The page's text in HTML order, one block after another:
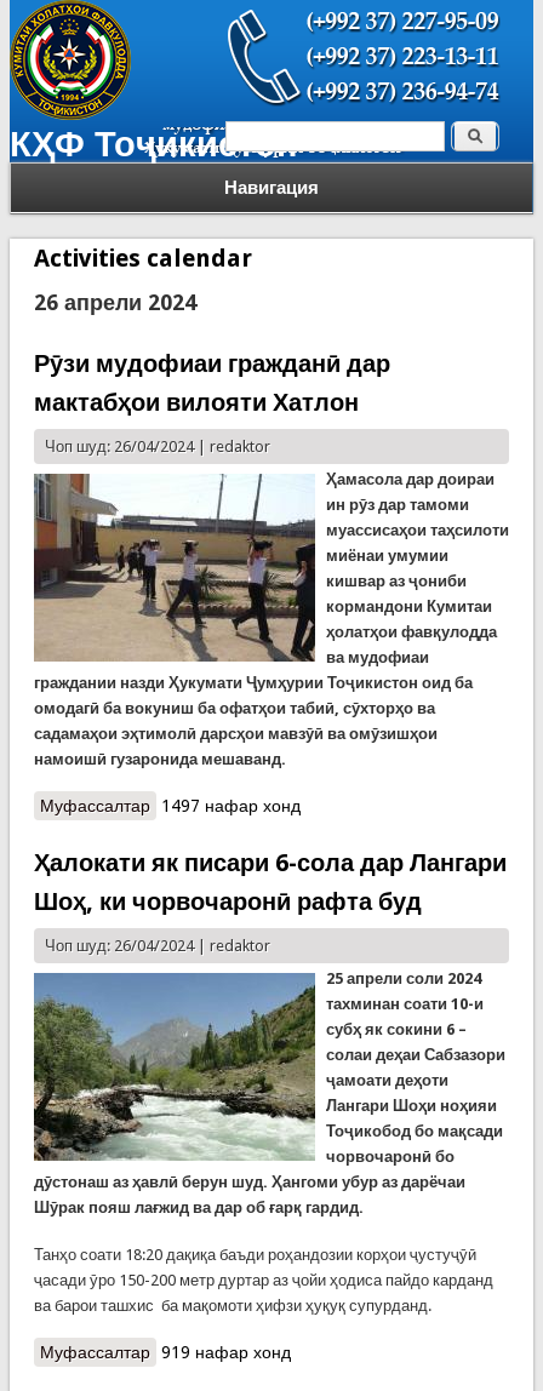
КҲФ Тоҷикистон
Навигация
Форма поиска Поиск
Activities calendar
26 апрели 2024
Рӯзи мудофиаи гражданӣ дар
мактабҳои вилояти Хатлон
Чоп шуд: 26/04/2024 | redaktor
Ҳамасола дар доираи
ин рӯз дар тамоми
муассисаҳои таҳсилоти
миёнаи умумии
кишвар аз ҷониби
кормандони Кумитаи
ҳолатҳои фавқулодда
ва мудофиаи
граждании назди Ҳукумати Ҷумҳурии Тоҷикистон оид ба
омодагӣ ба вокуниш ба офатҳои табиӣ, сӯхторҳо ва
садамаҳои эҳтимолӣ дарсҳои мавзӯӣ ва омӯзишҳои
намоишӣ гузаронида мешаванд.
Муфассалтаро Рӯзи мудофиаи гражданӣ дар мактабҳои
1497 нафар хонд
Ҳалокати як писари 6-сола дар Лангари
Шоҳ, ки чорвочаронӣ рафта буд
Чоп шуд: 26/04/2024 | redaktor
25 апрели соли 2024
тахминан соати 10-и
субҳ як сокини 6 –
солаи деҳаи Сабзазори
ҷамоати деҳоти
Лангари Шоҳи ноҳияи
Тоҷикобод бо мақсади
чорвочаронӣ бо
дӯстонаш аз ҳавлӣ берун шуд. Ҳангоми убур аз дарёчаи
Шӯрак пояш лағжид ва дар об ғарқ гардид.
Танҳо соати 18:20 дақиқа баъди роҳандозии корҳои ҷустуҷӯӣ
ҷасади ӯро 150-200 метр дуртар аз ҷойи ҳодиса пайдо карданд
ва барои ташхис ба мақомоти ҳифзи ҳуқуқ супурданд.
Муфассалтаро Ҳалокати як писари 6-сола дар Лангари Шоҳ,
919 нафар хонд